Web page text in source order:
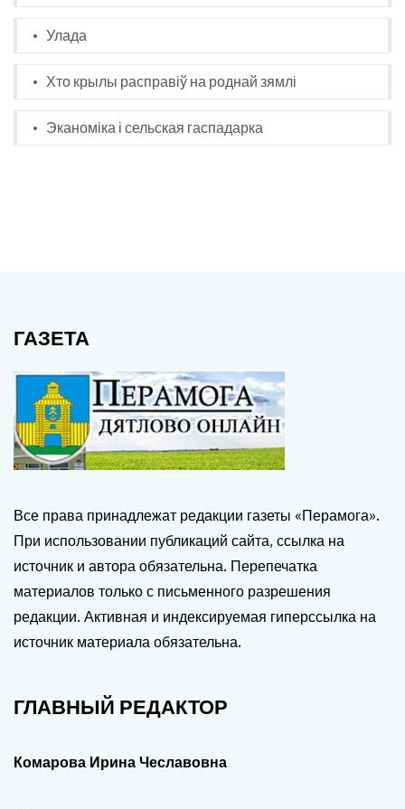
Улада
Хто крылы расправіў на роднай зямлі
Эканоміка і сельская гаспадарка
ГАЗЕТА
Все права принадлежат редакции газеты «Перамога».
При использовании публикаций сайта, ссылка на
источник и автора обязательна. Перепечатка
материалов только с письменного разрешения
редакции. Активная и индексируемая гиперссылка на
источник материала обязательна.
ГЛАВНЫЙ РЕДАКТОР
Комарова Ирина Чеславовна